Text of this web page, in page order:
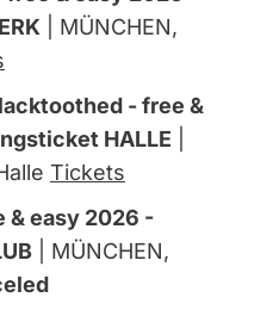
| MÜNCHEN,
- free &
HALLE
Tickets
& easy 2026 -
| MÜNCHEN,